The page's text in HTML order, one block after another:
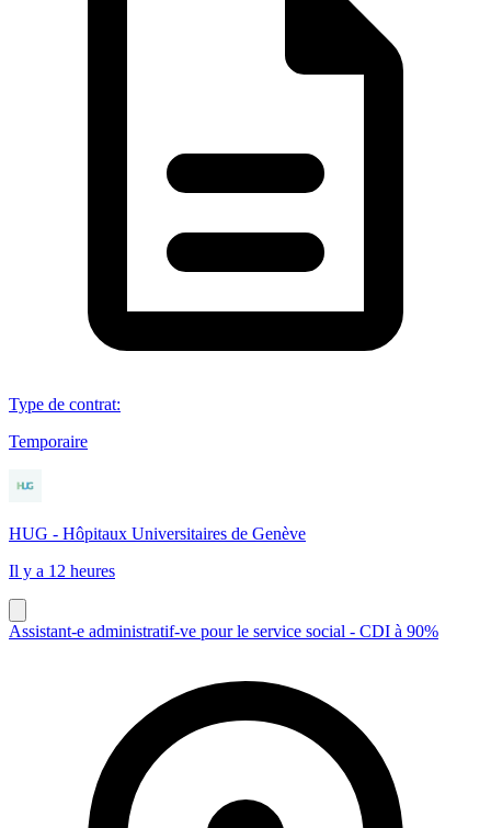
Type de contrat:
Temporaire
HUG - Hôpitaux Universitaires de Genève
Il y a 12 heures
Assistant-e administratif-ve pour le service social - CDI à 90%